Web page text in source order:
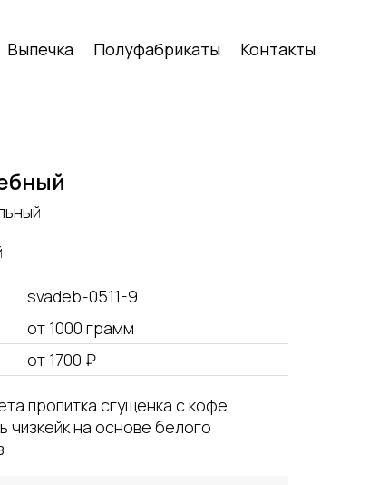
Выпечка Полуфабрикаты Контакты
svadeb-0511-9
от 1000 грамм
от 1700 ₽
пропитка сгущенка с кофе
чизкейк на основе белого